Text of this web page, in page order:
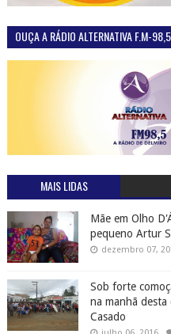
OUÇA A RÁDIO ALTERNATIVA F.M-98,5
MAIS LIDAS
Mãe em Olho
pequeno Artur
dezembro 07,
Sob forte
na manhã
Casado